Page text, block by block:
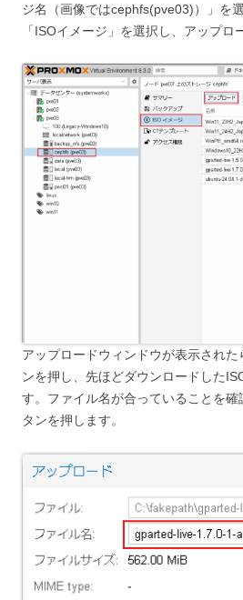
ジ名（画像ではcephfs(pve03)）」を
「ISOイメージ」を選択し、アップロ
アップロードウィンドウが表示され
ンを押し、先ほどダウンロードした
す。ファイル名が合っていることを
タンを押します。